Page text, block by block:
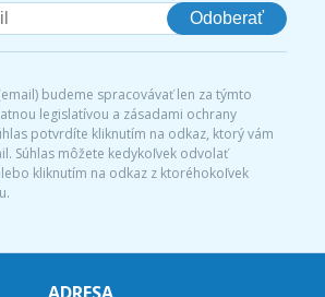
Odoberať
budeme spracovávať len za týmto
legislatívou a zásadami ochrany
potvrdíte kliknutím na odkaz, ktorý vám
Súhlas môžete kedykoľvek odvolať
kliknutím na odkaz z ktoréhokoľvek